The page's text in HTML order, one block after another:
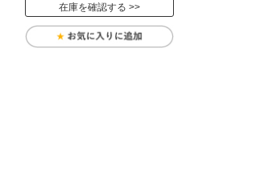
在庫を確認する